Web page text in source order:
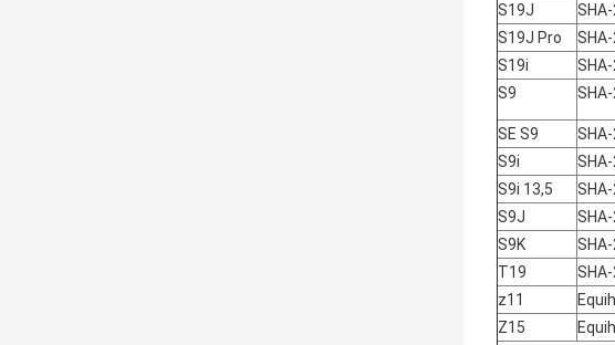
S19J
S19J Pro
S19i
S9
SE S9
S9i
S9i 13,5
S9J
S9K
T19
z11
Z15